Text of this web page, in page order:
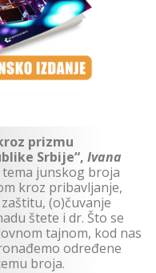
prizmu
Srbije“, Ivana
tema junskog broja
kroz pribavljanje,
(o)čuvanje
štete i dr. Što se
tajnom, kod nas
određene
broja.